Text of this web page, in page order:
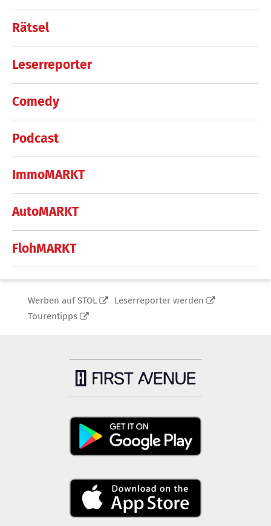
Rätsel
Leserreporter
Comedy
Podcast
ImmoMARKT
AutoMARKT
FlohMARKT
Werben auf STOL
Leserreporter werden
Tourentipps